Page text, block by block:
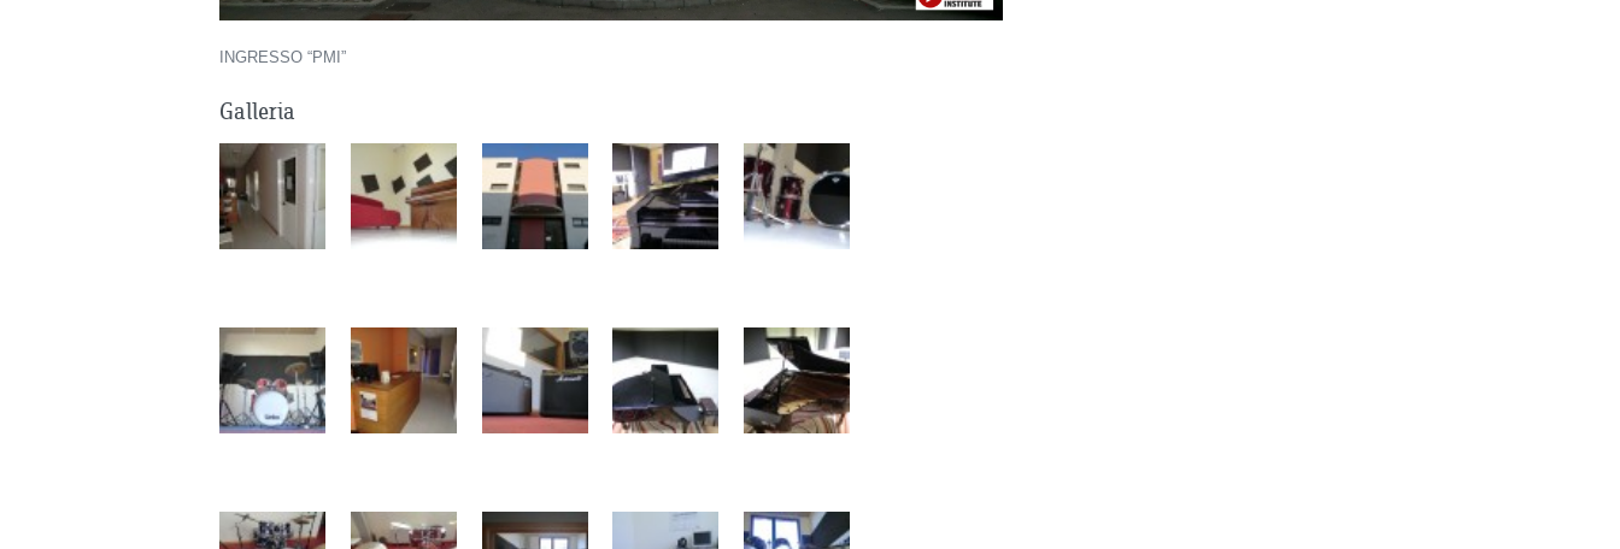
INGRESSO “PMI”
Galleria